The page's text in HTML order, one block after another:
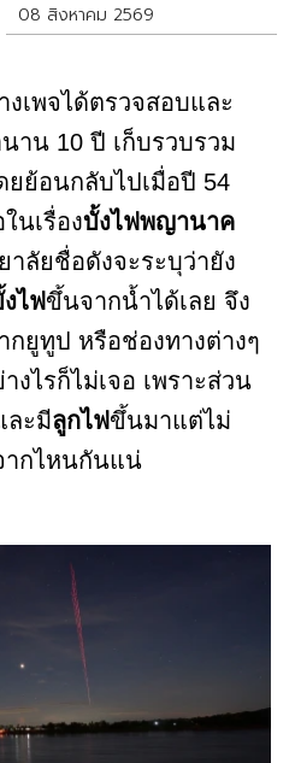
08 สิงหาคม 2569
เพจได้ตรวจสอบและ
นาน 10 ปี เก็บรวบรวม
ย้อนกลับไปเมื่อปี 54
นเรื่องบั้งไฟพญานาค
ลัยชื่อดังจะระบุว่ายัง
ไฟขึ้นจากน้ำได้เลย จึง
ยูทูป หรือช่องทางต่างๆ
ไรก็ไม่เจอ เพราะส่วน
ละมีลูกไฟขึ้นมาแต่ไม่
ากไหนกันแน่